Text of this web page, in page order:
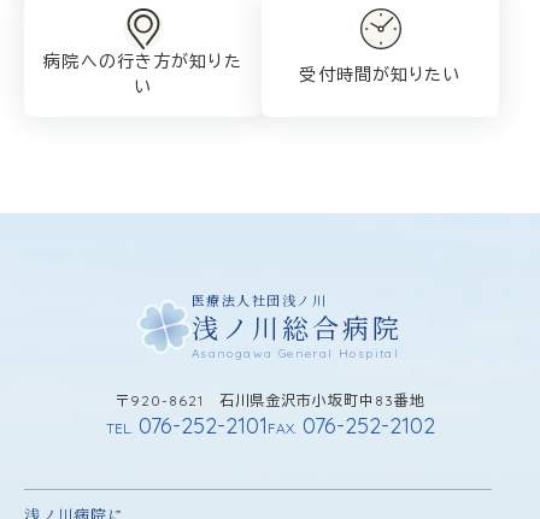
病院への行き方が知りた
い
受付時間が知りたい
医療法人社団浅ノ川
浅ノ川総合病院
Asanogawa General Hospital
〒920-8621 石川県金沢市小坂町中83番地
TEL.076-252-2101 FAX.076-252-2102